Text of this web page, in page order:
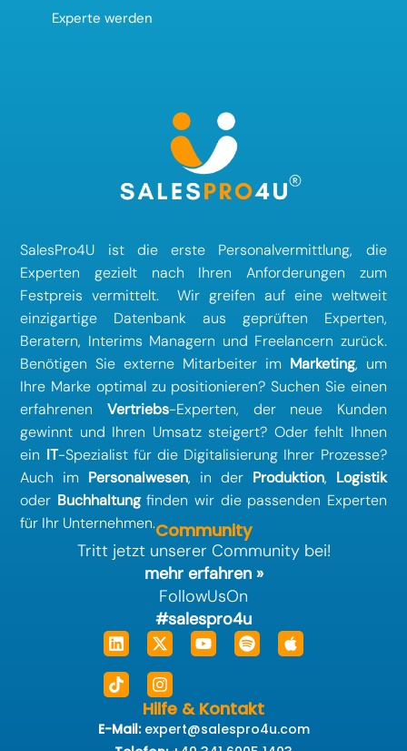
SalesPro4U ist die erste Personalvermittlung, die
Experten gezielt nach Ihren Anforderungen zum
Festpreis vermittelt. Wir greifen auf eine weltweit
einzigartige Datenbank aus geprüften Experten,
Beratern, Interims Managern und Freelancern zurück.
Benötigen Sie externe Mitarbeiter im Marketing, um
Ihre Marke optimal zu positionieren? Suchen Sie einen
erfahrenen Vertriebs-Experten, der neue Kunden
gewinnt und Ihren Umsatz steigert? Oder fehlt Ihnen
ein IT-Spezialist für die Digitalisierung Ihrer Prozesse?
Auch im Personalwesen, in der Produktion, Logistik
oder Buchhaltungfinden wir die passenden Experten
für Ihr Unternehmen.
Experte werden
Community
Tritt jetzt unserer Community bei!
mehr erfahren »
FollowUsOn
#salespro4u
Linkedin
X-
twitter
YoutubeSpotifyApple
TiktokInstagram
Hilfe & Kontakt
E-Mail: expert@salespro4u.com